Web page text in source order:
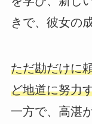
きで、彼女の
ただ勘だけに
ど地道に努力
一方で、高湛